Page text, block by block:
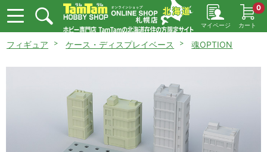
マイページ カート
0
フィギュア ケース・ディスプレイベース 魂OPTION